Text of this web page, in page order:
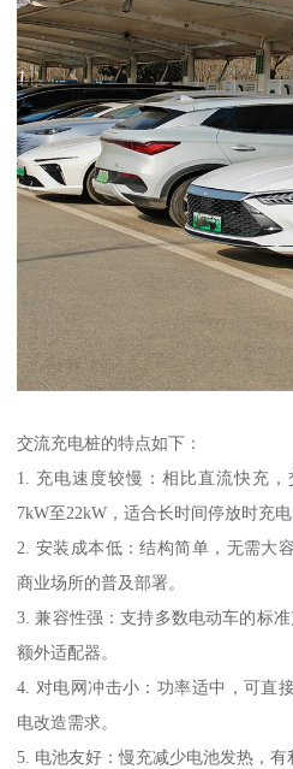
交流充电桩的特点如下：
1. 充电速度较慢：相比直流快充
7kW至22kW，适合长时间停放时充
2. 安装成本低：结构简单，无需大
商业场所的普及部署。
3. 兼容性强：支持多数电动车的标
额外适配器。
4. 对电网冲击小：功率适中，可直
电改造需求。
5. 电池友好：慢充减少电池发热，有